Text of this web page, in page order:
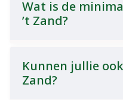
Wat is de
’t Zand?
Kunnen jullie
Zand?